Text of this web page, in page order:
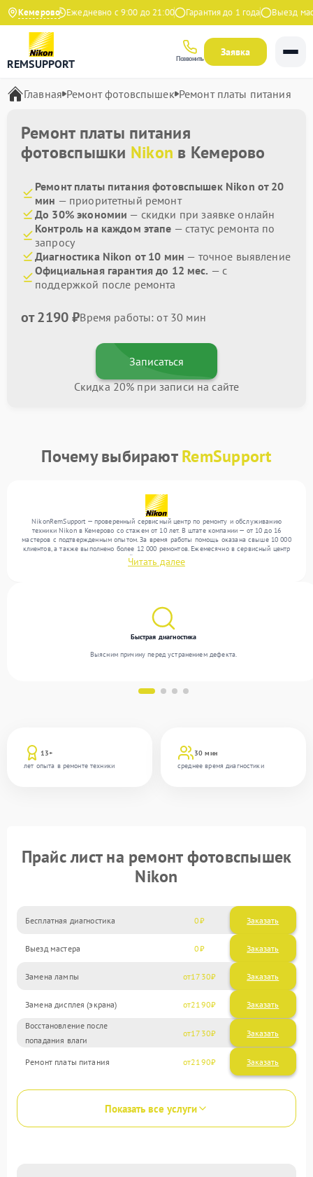
Кемерово
на Яндекс Ежедневно с 9:00 до 21:00 Гарантия до 1 года Выезд
REMSUPPORT Позвонить
Заявка
Главная Ремонт фотовспышек Ремонт платы питания
Ремонт платы питания
фотовспышки Nikon в Кемерово
Ремонт платы питания фотовспышек Nikon от 20
мин — приоритетный ремонт
До 30% экономии — скидки при заявке онлайн
Контроль на каждом этапе — статус ремонта по
запросу
Диагностика Nikon от 10 мин — точное выявление
Официальная гарантия до 12 мес. — с
поддержкой после ремонта
от 2190 ₽Время работы: от 30 мин
Записаться
Скидка 20% при записи на сайте
Почему выбираютRemSupport
NikonRemSupport — проверенный сервисный центр по ремонту и обслуживанию
техники Nikon в Кемерово со стажем от 10 лет. В штате компании — от 10 до 16
мастеров с подтвержденным опытом. За время работы помощь оказана свыше 10 000
клиентов, а также выполнено более 12 000 ремонтов. Ежемесячно в сервисный центр
поступает более 300 обращений, включая , , . Мы работаем с широким спектром
неисправностей и предлагаем стабильный уровень сервиса благодаря использованию
Читать далее
13+
лет опыта в ремонте техники
30 мин
среднее время диагностики
Быстрая диагностика
Выясним причину перед устранением дефекта.
Прайс лист на ремонт фотовспышек
Nikon
Бесплатная диагностика 0 Заказать
Выезд мастера 0 Заказать
Замена лампы 1730
Замена дисплея (экрана) 2190
Восстановление после
попадания влаги
1730
Ремонт платы питания 2190
Показать все услуги